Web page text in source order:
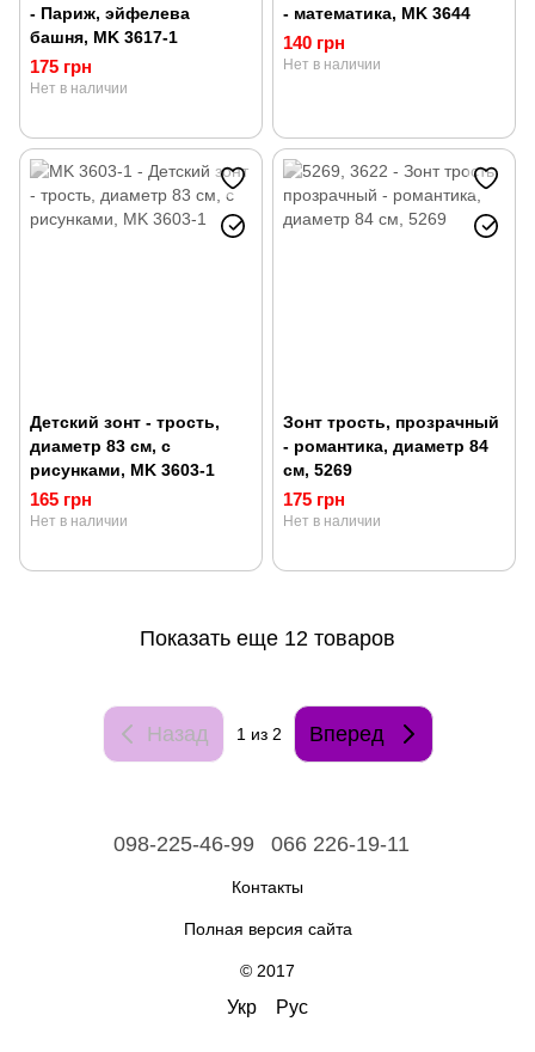
- Париж, эйфелева
башня, MK 3617-1
175 грн
Нет в наличии
- математика, MK 3644
140 грн
Нет в наличии
Детский зонт - трость,
диаметр 83 см, с
рисунками, MK 3603-1
165 грн
Нет в наличии
Зонт трость, прозрачный
- романтика, диаметр 84
см, 5269
175 грн
Нет в наличии
Показать еще 12 товаров
Назад 1 из 2 Вперед
098-225-46-99 066 226-19-11
Контакты
Полная версия сайта
© 2017
Укр Рус